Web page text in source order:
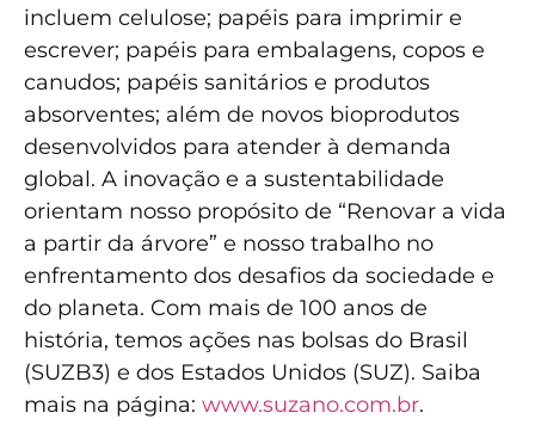
incluem celulose; papéis para imprimir e
escrever; papéis para embalagens, copos e
canudos; papéis sanitários e produtos
absorventes; além de novos bioprodutos
desenvolvidos para atender à demanda
global. A inovação e a sustentabilidade
orientam nosso propósito de “Renovar a vida
a partir da árvore” e nosso trabalho no
enfrentamento dos desafios da sociedade e
do planeta. Com mais de 100 anos de
história, temos ações nas bolsas do Brasil
(SUZB3) e dos Estados Unidos (SUZ). Saiba
mais na página: www.suzano.com.br.